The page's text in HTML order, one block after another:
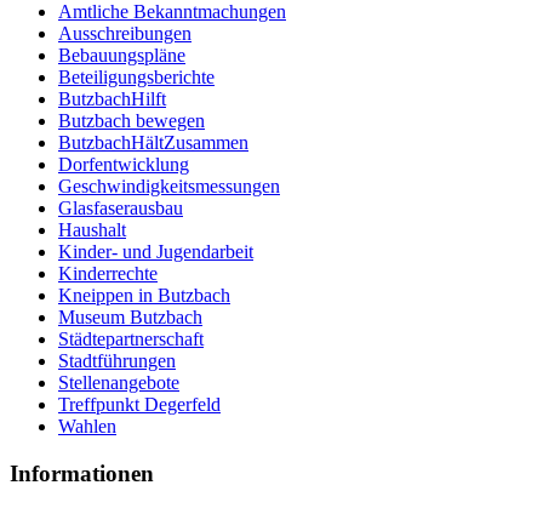
Amtliche Bekanntmachungen
Ausschreibungen
Bebauungspläne
Beteiligungsberichte
ButzbachHilft
Butzbach bewegen
ButzbachHältZusammen
Dorfentwicklung
Geschwindigkeitsmessungen
Glasfaserausbau
Haushalt
Kinder- und Jugendarbeit
Kinderrechte
Kneippen in Butzbach
Museum Butzbach
Städtepartnerschaft
Stadtführungen
Stellenangebote
Treffpunkt Degerfeld
Wahlen
Informationen